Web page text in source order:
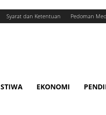
Syarat dan Ketentuan Pedoman
EKONOMI